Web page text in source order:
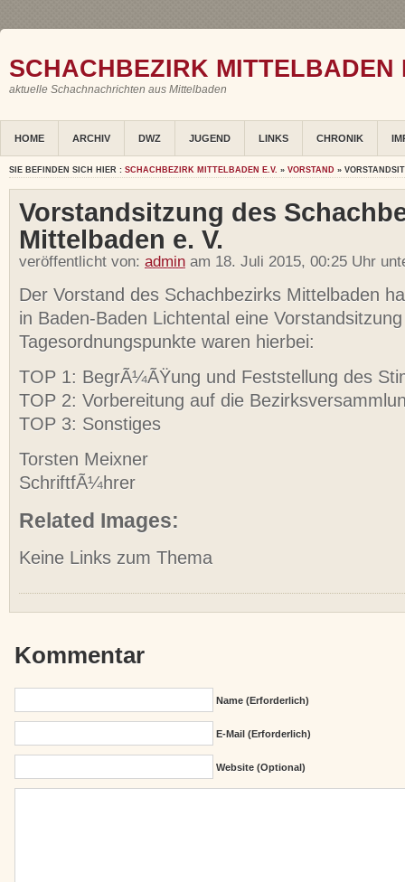
SCHACHBEZIRK MITTELBADEN
aktuelle Schachnachrichten aus Mittelbaden
HOME ARCHIV DWZ JUGEND LINKS CHRONIK
SIE BEFINDEN SICH HIER : SCHACHBEZIRK MITTELBADEN E.V. » VORSTAND »
Vorstandsitzung des
Mittelbaden e. V.
veröffentlicht von: admin am 18. Juli 2015, 00:25 Uhr
Der Vorstand des Schachbezirks Mittelbaden
in Baden-Baden Lichtental eine
Tagesordnungspunkte waren hierbei:
TOP 1: BegrÃ¼ÃŸung und Feststellung des
TOP 2: Vorbereitung auf die
TOP 3: Sonstiges
Torsten Meixner
SchriftfÃ¼hrer
Related Images:
Keine Links zum Thema
Kommentar
Name (erforderlich)
E-Mail (erforderlich)
Website (Optional)